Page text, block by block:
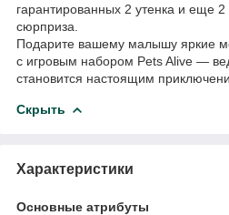
гарантированных 2 утенка и еще
сюрприза.
Подарите вашему малышу яркие
с игровым набором Pets Alive —
становится настоящим
Скрыть
Характеристики
Основные атрибуты